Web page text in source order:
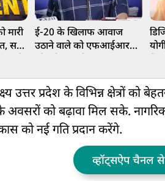
मारी
सबूत
ई-20 के खिलाफ आवाज
उठाने वाले को एफआईआर
केजरीवाल
उत्तर प्रदेश के विभिन्न क्षेत्रों को
को बढ़ावा मिल सके.
को नई गति प्रदान करेंगे.
व्हॉट्सऐप चैनल